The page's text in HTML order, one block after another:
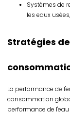
Systèmes de
les eaux
Stratégies
La performance de
consommation
performance de